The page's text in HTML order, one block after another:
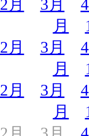
2月 3月
月
2月 3月
月
2月 3月
月